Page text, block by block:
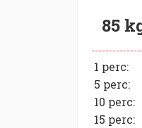
85
1 perc:
5 perc:
10 perc:
15 perc: